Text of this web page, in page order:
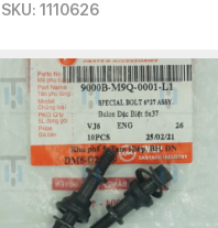
SKU: 1110626